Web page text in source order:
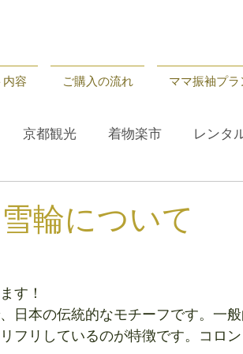
容 ご購入の流れ ママ振袖プ
京都観光 着物楽市 レンタ
輪について
す！
日本の伝統的なモチーフです。一
フリしているのが特徴です。コロ